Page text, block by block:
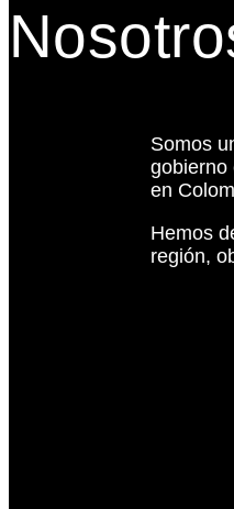
Somos
gobierno
en
Hemos
región,